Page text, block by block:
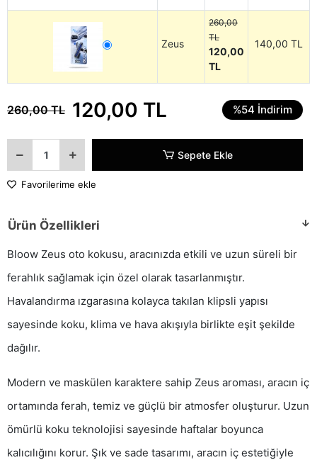
Zeus
260,00
TL
120,00
TL
140,00 TL
260,00 TL 120,00 TL %54 İndirim
Sepete Ekle
Favorilerime ekle
Ürün Özellikleri
Bloow Zeus oto kokusu, aracınızda etkili ve uzun süreli bir
ferahlık sağlamak için özel olarak tasarlanmıştır.
Havalandırma ızgarasına kolayca takılan klipsli yapısı
sayesinde koku, klima ve hava akışıyla birlikte eşit şekilde
dağılır.
Modern ve maskülen karaktere sahip Zeus aroması, aracın iç
ortamında ferah, temiz ve güçlü bir atmosfer oluşturur. Uzun
ömürlü koku teknolojisi sayesinde haftalar boyunca
kalıcılığını korur. Şık ve sade tasarımı, aracın iç estetiğiyle